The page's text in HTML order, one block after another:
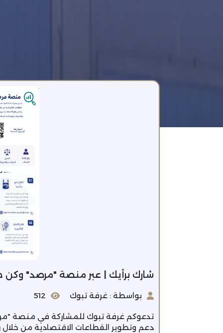
شارك برأيك | عبر منصة "مرصد" وكن
بواسطة : غرفة تبوك 512
تدعوكم غرفة تبوك للمشاركة في منصة
دعم وتطوير القطاعات الاقتصادية من